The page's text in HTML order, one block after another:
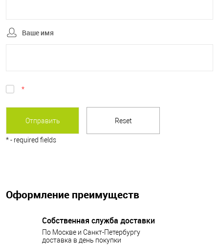
Ваше имя
*
*- required fields
Оформление преимуществ
Собственная служба доставки
По Москве и Санкт-Петербургу
доставка в день покупки